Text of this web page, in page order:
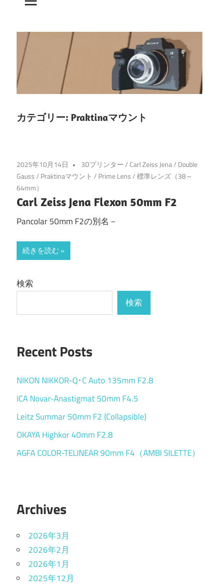
カテゴリー: Praktinaマウント
2025年10月14日 3Dプリンター/ Carl Zeiss Jena/ Double
Gauss/ Praktinaマウント / Prime Lens/標準レンズ（38～
64mm）
Carl Zeiss Jena Flexon 50mm F2
Pancolar 50mm F2の別名－
続きを読む
検索
検索
Recent Posts
NIKON NIKKOR-Q･C Auto 135mm F2.8
ICA Novar-Anastigmat 50mm F4.5
Leitz Summar 50mm F2 (Collapsible)
OKAYA Highkor 40mm F2.8
AGFA COLOR-TELINEAR 90mm F4（AMBI SILETTE）
Archives
2026年3月
2026年2月
2026年1月
2025年12月